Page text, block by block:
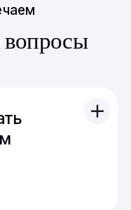
вопросы
проект
заданием.